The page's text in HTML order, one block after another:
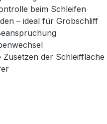
beim Schleifen
– ideal für Grobschliff
der Schleiffläche